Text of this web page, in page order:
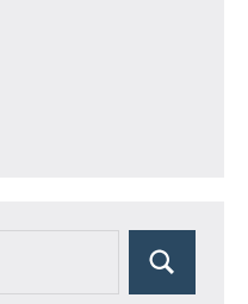
Suchen